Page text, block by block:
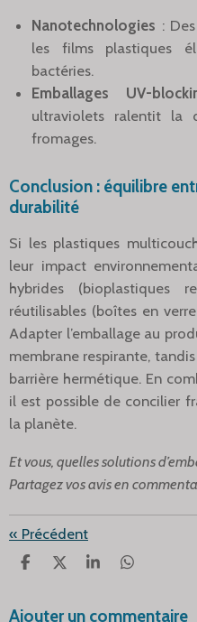
Nanotechnologies :
les films plastiques
bactéries.
Emballages UV-
ultraviolets ralentit la
fromages.
Conclusion : équilibre
durabilité
Si les plastiques
leur impact
hybrides (bioplastiques
réutilisables (boîtes en
Adapter l’emballage au
membrane respirante,
barrière hermétique. En
il est possible de concilier
la planète.
Et vous, quelles solutions
Partagez vos avis en
« Précédent
P
T
P
T
P
T
P
T
Ajouter un commentaire